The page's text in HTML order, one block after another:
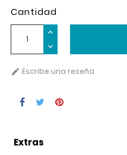
Cantidad
 Escribe una reseña
Extras